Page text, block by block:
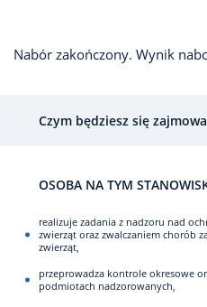
Nabór zakończony. Wynik
Czym będziesz się
OSOBA NA TYM
realizuje zadania z nadzoru nad
zwierząt oraz zwalczaniem chorób
zwierząt,
przeprowadza kontrole okresowe
podmiotach nadzorowanych,